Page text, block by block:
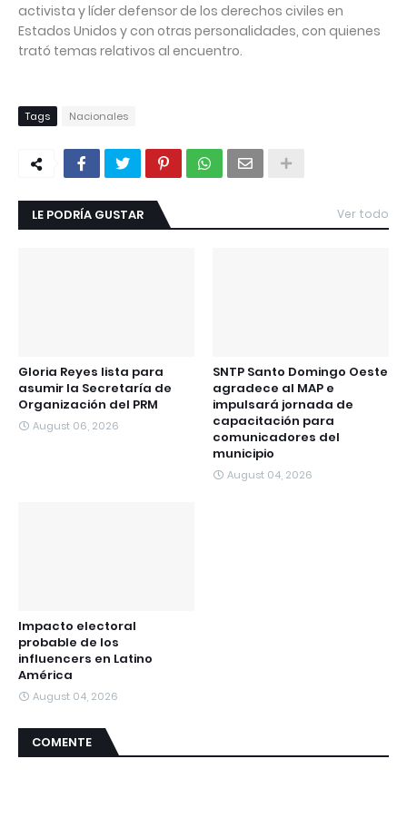
activista y líder defensor de los derechos civiles en
Estados Unidos y con otras personalidades, con quienes
trató temas relativos al encuentro.
Tags Nacionales
LE PODRÍA GUSTAR Ver todo
Gloria Reyes lista para
asumir la Secretaría de
Organización del PRM
August 06, 2026
SNTP Santo Domingo Oeste
agradece al MAP e
impulsará jornada de
capacitación para
comunicadores del
municipio
August 04, 2026
Impacto electoral
probable de los
influencers en Latino
América
August 04, 2026
COMENTE